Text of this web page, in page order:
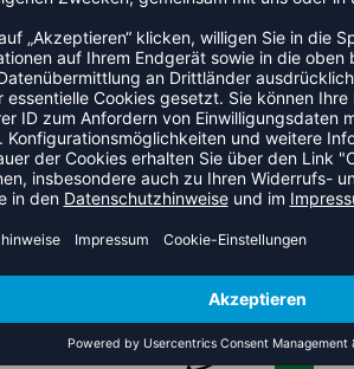
Mesh-Einsätze Verstärkter
CUBES Print Material: 100% Polyester
ZULETZT
DER KATEGORIE